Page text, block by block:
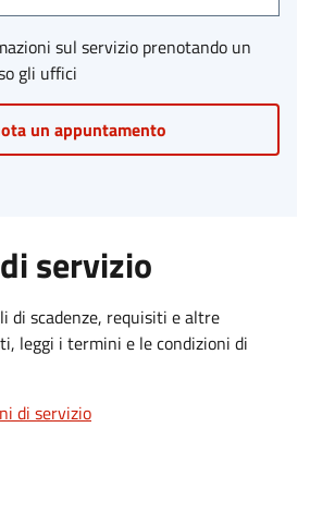
sul servizio prenotando un
gli uffici
un appuntamento
servizio
di scadenze, requisiti e altre
leggi i termini e le condizioni di
di servizio